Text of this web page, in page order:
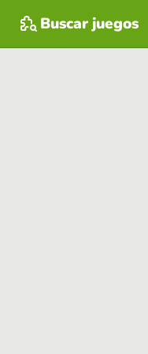
Buscar juegos